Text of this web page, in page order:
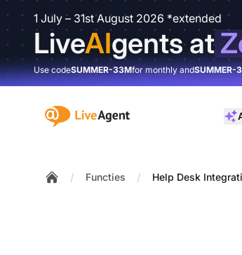
1 July – 31st August 2026 *extended
LiveAIgents at
Use codeSUMMER-33Mfor monthly andSUMMER-
:site.title
/ Functies / Help Desk